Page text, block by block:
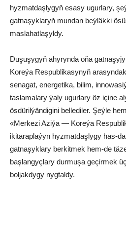
hyzmatdaşlygyň esasy ugurlary,
gatnaşyklaryň mundan beýläkki
maslahatlaşyldy.
Duşuşygyň ahyrynda oňa
Koreýa Respublikasynyň
senagat, energetika, bilim,
taslamalary ýaly ugurlary öz içine
ösdürilýändigini bellediler. Şeýle
«Merkezi Aziýa — Koreýa
ikitaraplaýyn hyzmatdaşlygy has-
gatnaşyklary berkitmek hem-de
başlangyçlary durmuşa geçirmek
boljakdygy nygtaldy.